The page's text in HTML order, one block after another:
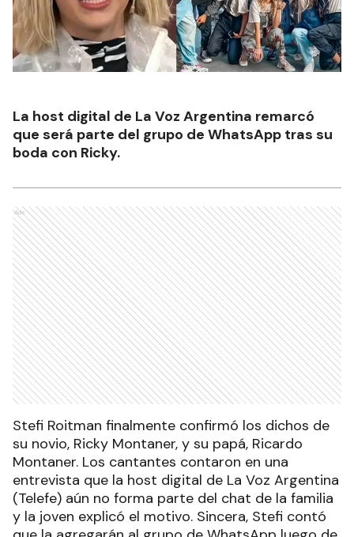
La host digital de La Voz Argentina remarcó
que será parte del grupo de WhatsApp tras su
boda con Ricky.
Ads
Stefi Roitman finalmente confirmó los dichos de
su novio, Ricky Montaner, y su papá, Ricardo
Montaner. Los cantantes contaron en una
entrevista que la host digital de La Voz Argentina
(Telefe) aún no forma parte del chat de la familia
y la joven explicó el motivo. Sincera, Stefi contó